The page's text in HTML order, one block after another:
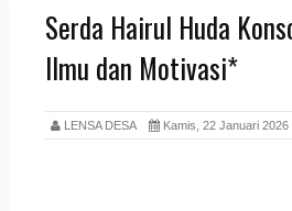
Serda Hairul Huda
Ilmu dan Motivasi*
LENSA DESA Kamis, 22 Januari 2026